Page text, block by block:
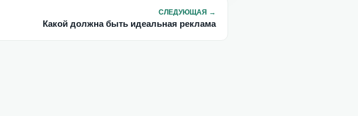
СЛЕДУЮЩАЯ →
Какой должна быть идеальная реклама